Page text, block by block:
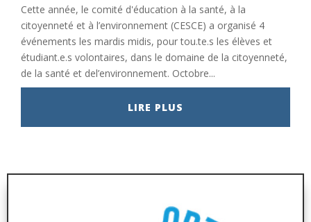
Cette année, le comité d'éducation à la santé, à la
citoyenneté et à l’environnement (CESCE) a organisé 4
événements les mardis midis, pour tou.te.s les élèves et
étudiant.e.s volontaires, dans le domaine de la citoyenneté,
de la santé et del’environnement. Octobre...
LIRE PLUS